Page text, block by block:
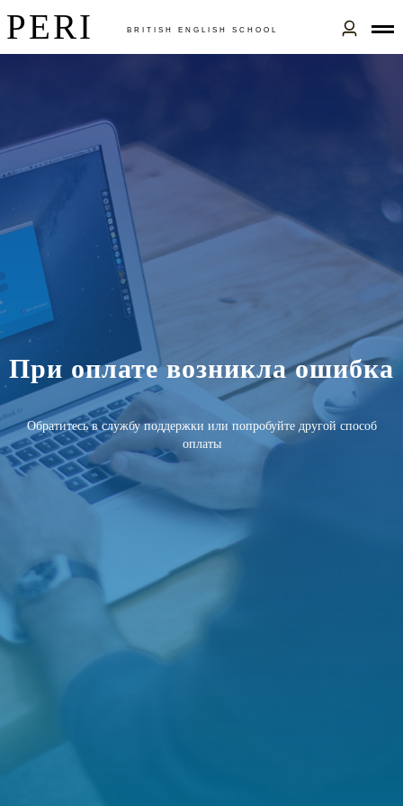
PERI BRITISH ENGLISH SСHOOL
При оплате возникла ошибка
Обратитесь в службу поддержки или попробуйте другой способ
оплаты